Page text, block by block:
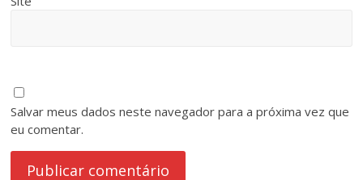
Salvar meus dados neste navegador para a próxima vez que
eu comentar.